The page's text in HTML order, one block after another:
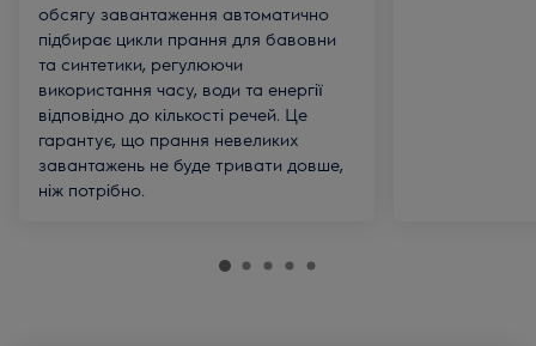
обсягу завантаження автоматично
підбирає цикли прання для бавовни
та синтетики, регулюючи
використання часу, води та енергії
відповідно до кількості речей. Це
гарантує, що прання невеликих
завантажень не буде тривати довше,
ніж потрібно.